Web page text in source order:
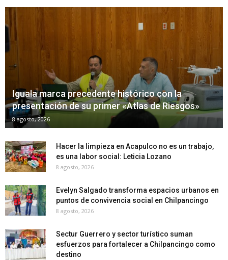
Iguala marca precedente histórico con la
presentación de su primer «Atlas de Riesgos»
8 agosto, 2026
Hacer la limpieza en Acapulco no es un trabajo,
es una labor social: Leticia Lozano
8 agosto, 2026
Evelyn Salgado transforma espacios urbanos en
puntos de convivencia social en Chilpancingo
8 agosto, 2026
Sectur Guerrero y sector turístico suman
esfuerzos para fortalecer a Chilpancingo como
destino